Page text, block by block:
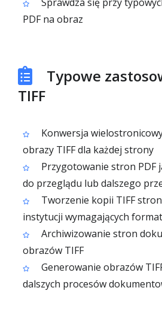
PDF na obraz
Typowe
TIFF
Konwersja
obrazy TIFF dla każdej strony
Przygotowanie stron PDF
do przeglądu lub dalszego
Tworzenie kopii TIFF
instytucji wymagających
Archiwizowanie stron
obrazów TIFF
Generowanie obrazów
dalszych procesów